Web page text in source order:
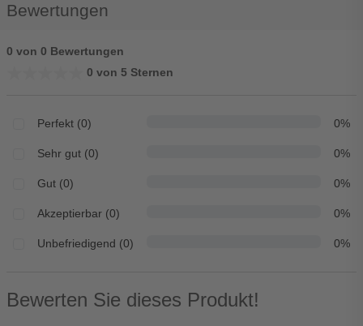
Bewertungen
0 von 0 Bewertungen
0 von 5 Sternen
Perfekt (0) 0%
Sehr gut (0) 0%
Gut (0) 0%
Akzeptierbar (0) 0%
Unbefriedigend (0) 0%
Bewerten Sie dieses Produkt!